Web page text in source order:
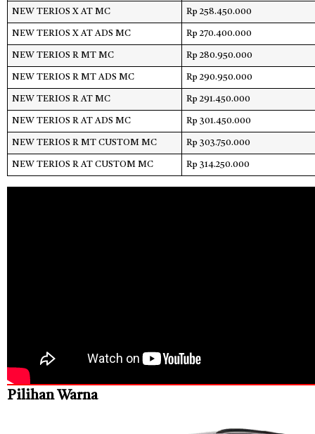
NEW TERIOS X AT MC Rp 258.450.000
NEW TERIOS X AT ADS MC Rp 270.400.000
NEW TERIOS R MT MC Rp 280.950.000
NEW TERIOS R MT ADS MC Rp 290.950.000
NEW TERIOS R AT MC Rp 291.450.000
NEW TERIOS R AT ADS MC Rp 301.450.000
NEW TERIOS R MT CUSTOM MC Rp 303.750.000
NEW TERIOS R AT CUSTOM MC Rp 314.250.000
Pilihan Warna